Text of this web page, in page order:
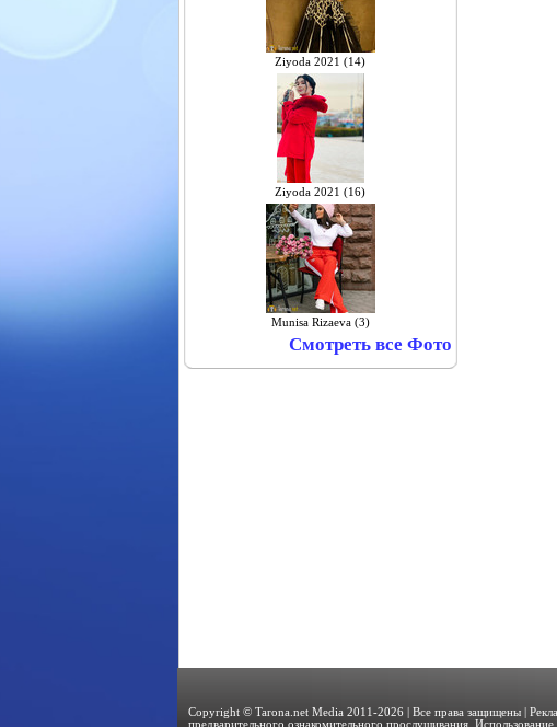
Ziyoda 2021 (14)
Ziyoda 2021 (16)
Munisa Rizaeva (3)
Смотреть все Фото
Copyright © Tarona.net Media 2011-2026 | Все права защищены |
предварительного ознакомительного прослушивания.